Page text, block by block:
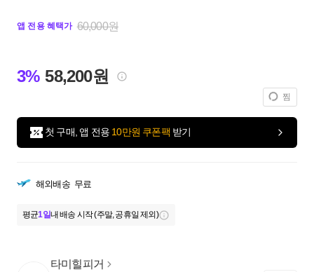
앱 전용 혜택가 60,000원
3% 58,200원
찜
첫 구매, 앱 전용 10만원 쿠폰팩 받기
해외배송 무료
평균1일내 배송 시작 (주말, 공휴일 제외)
타미힐피거